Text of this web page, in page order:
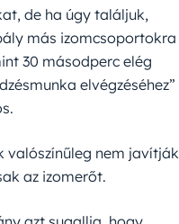
de ha úgy találjuk,
más izomcsoportokra
30 másodperc elég
elvégzéséhez”
valószínűleg nem javítják
az izomerőt.